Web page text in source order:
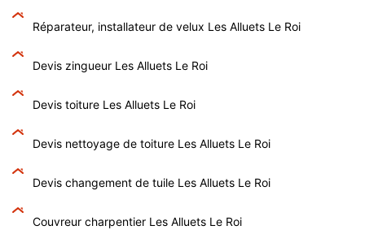
Réparateur, installateur de velux Les Alluets Le Roi
Devis zingueur Les Alluets Le Roi
Devis toiture Les Alluets Le Roi
Devis nettoyage de toiture Les Alluets Le Roi
Devis changement de tuile Les Alluets Le Roi
Couvreur charpentier Les Alluets Le Roi